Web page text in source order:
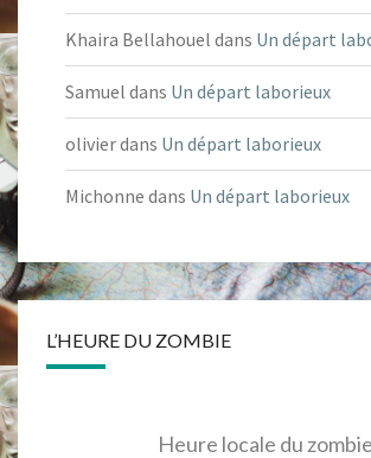
Khaira Bellahouel dans Un départ
Samuel dans Un départ laborieux
olivierdans Un départ laborieux
Michonne dans Un départ laborieux
L’HEURE DU ZOMBIE
Heure locale du zombie